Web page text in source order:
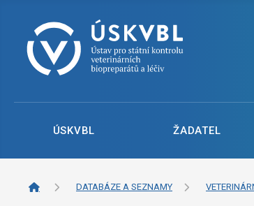
ÚSKVBL ŽADATEL
DATABÁZE A SEZNAMY